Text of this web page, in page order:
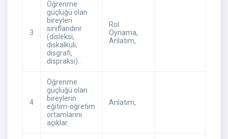
3
Öğrenme
güçlüğü olan
bireyleri
sınıflandırır
(disleksi,
diskalkuli,
disgrafi,
dispraksi)..
Rol
Oynama,
Anlatım,
4
Öğrenme
güçlüğü olan
bireylerin
eğitim-öğretim
ortamlarını
açıklar.
Anlatım,